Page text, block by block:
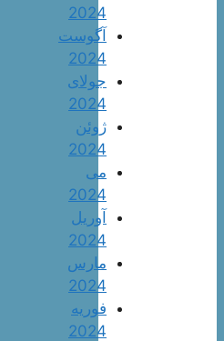
2024
آگوست
2024
جولای
2024
ژوئن
2024
می
2024
آوریل
2024
مارس
2024
فوریه
2024